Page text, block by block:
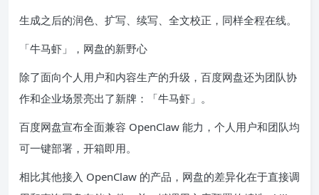
生成之后的润色、扩写、续写、全文校正，同样全程在线。
「牛马虾」，网盘的新野心
除了面向个人用户和内容生产的升级，百度网盘还为团队协
作和企业场景亮出了新牌：「牛马虾」。
百度网盘宣布全面兼容 OpenClaw 能力，个人用户和团队均
可一键部署，开箱即用。
相比其他接入 OpenClaw 的产品，网盘的差异化在于直接调